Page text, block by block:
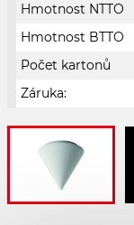
Hmotnost NTTO
Hmotnost BTTO
Počet kartonů
Záruka: